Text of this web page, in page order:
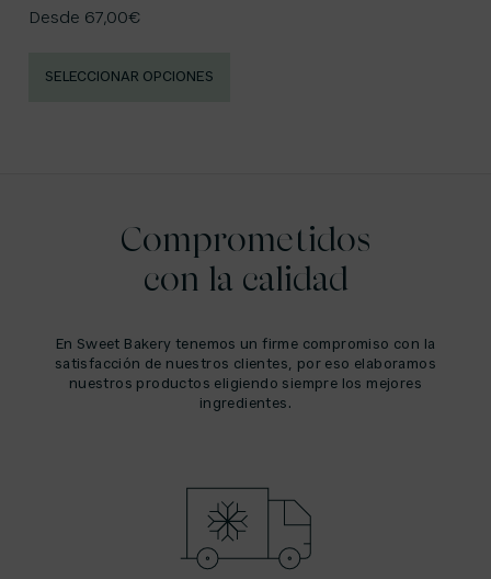
Desde 67,00€
SELECCIONAR OPCIONES
Comprometidos
con la calidad
En Sweet Bakery tenemos un firme compromiso con la
satisfacción de nuestros clientes, por eso elaboramos
nuestros productos eligiendo siempre los mejores
ingredientes.